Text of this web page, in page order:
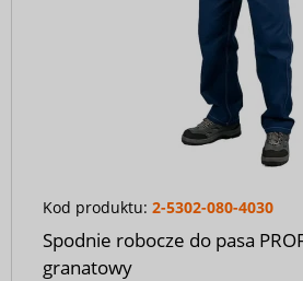
Kod produktu: 2-5302-080-4030
Spodnie robocze do pasa
granatowy